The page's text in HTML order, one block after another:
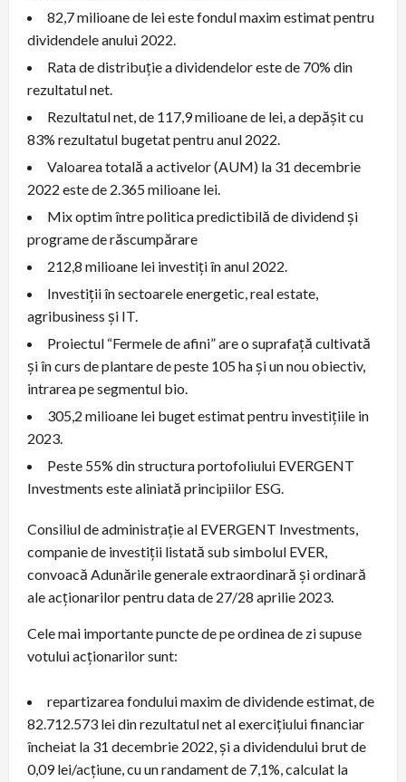
82,7 milioane de lei este fondul maxim estimat pentru
dividendele anului 2022.
Rata de distribuție a dividendelor este de 70% din
rezultatul net.
Rezultatul net, de 117,9 milioane de lei, a depășit cu
83% rezultatul bugetat pentru anul 2022.
Valoarea totală a activelor (AUM) la 31 decembrie
2022 este de 2.365 milioane lei.
Mix optim între politica predictibilă de dividend și
programe de răscumpărare
212,8 milioane lei investiți în anul 2022.
Investiții în sectoarele energetic, real estate,
agribusiness și IT.
Proiectul “Fermele de afini” are o suprafață cultivată
și în curs de plantare de peste 105 ha și un nou obiectiv,
intrarea pe segmentul bio.
305,2 milioane lei buget estimat pentru investițiile in
2023.
Peste 55% din structura portofoliului EVERGENT
Investments este aliniată principiilor ESG.
Consiliul de administrație al EVERGENT Investments,
companie de investiții listată sub simbolul EVER,
convoacă Adunările generale extraordinară și ordinară
ale acționarilor pentru data de 27/28 aprilie 2023.
Cele mai importante puncte de pe ordinea de zi supuse
votului acționarilor sunt:
repartizarea fondului maxim de dividende estimat, de
82.712.573 lei din rezultatul net al exercițiului financiar
încheiat la 31 decembrie 2022, și a dividendului brut de
0,09 lei/acțiune, cu un randament de 7,1%, calculat la